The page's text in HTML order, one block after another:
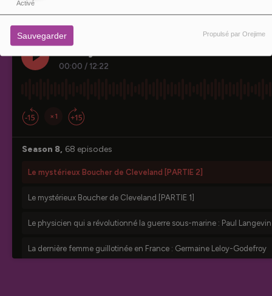
Activé
Sauvegarder Propulsé par Orejime